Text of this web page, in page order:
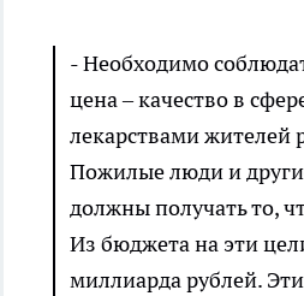
- Необходимо
цена – качество в
лекарствами жителей
Пожилые люди и
должны получать то,
Из бюджета на эти
миллиарда рублей.